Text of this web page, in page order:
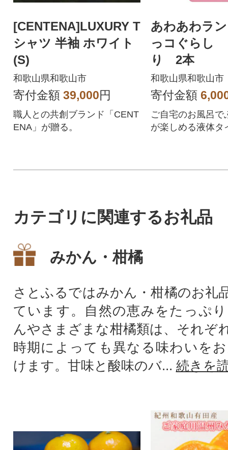
[CENTENA]LUXURY T
シャツ 半袖 ホワイト
(S)
和歌山県和歌山市
寄付金額 39,000円
職人との共創ブランド「CENT
ENA」が贈る。
あわあわラ
っコぐらし
り 2本
和歌山県和歌山市
寄付金額
ご自宅のお風呂で
が楽しめる液体タ
カテゴリに関連するお礼品
みかん・柑橘
さとふるではみかん・柑橘のお礼
ています。自然の恵みをたっぷ
んやさまざまな柑橘類は、それぞ
時期によっても異なる味わいを
けます。甘味と酸味のバ... 続きを